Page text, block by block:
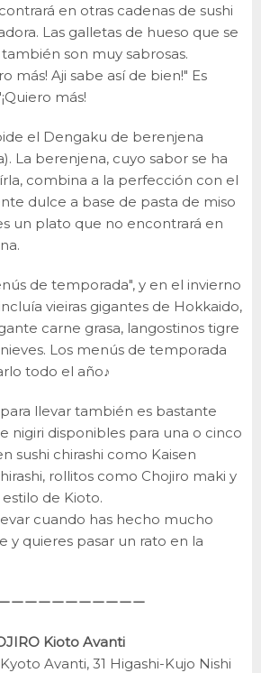
en otras cadenas de sushi
Las galletas de hueso que se
son muy sabrosas.
más! Aji sabe así de bien!" Es
más!
el Dengaku de berenjena
La berenjena, cuyo sabor se ha
combina a la perfección con el
dulce a base de pasta de miso
un plato que no encontrará en
de temporada", y en el invierno
vieiras gigantes de Hokkaido,
carne grasa, langostinos tigre
Los menús de temporada
todo el año♪
llevar también es bastante
nigiri disponibles para una o cinco
sushi chirashi como Kaisen
rollitos como Chojiro maki y
de Kioto.
cuando has hecho mucho
y quieres pasar un rato en la
ーーーーーーーーーー
Kioto Avanti
Avanti, 31 Higashi-Kujo Nishi